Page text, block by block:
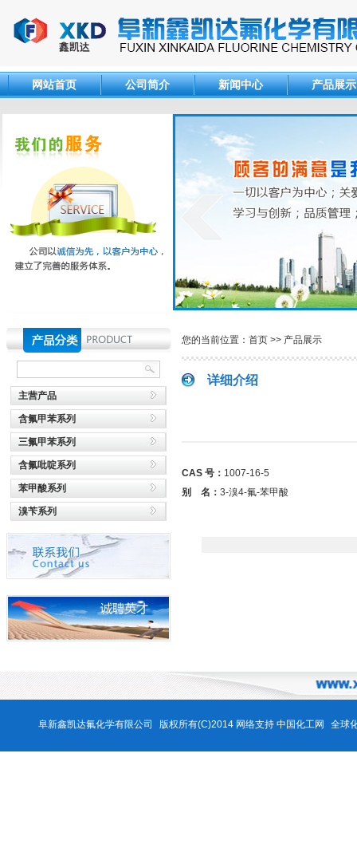
网站首页 公司简介 新闻中心 产品展示
主营产品
含氟甲苯系列
三氟甲苯系列
含氟吡啶系列
苯甲酸系列
溴苄系列
您的当前位置： 首页 >> 产品展示
详细介绍
CAS 号： 1007-16-5
别 名： 3-溴4-氟-苯甲酸
阜新鑫凯达氟化学有限公司 版权所有(C)2014 网络支持中国化工网 全球